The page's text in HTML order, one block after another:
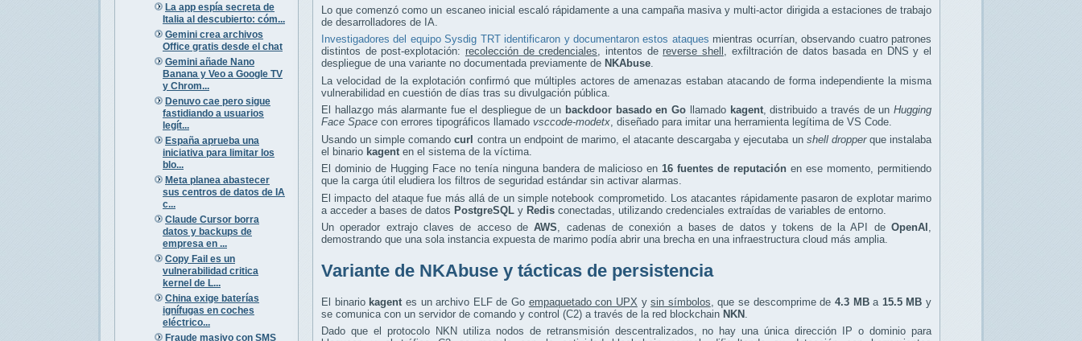
La app espía secreta de
Italia al descubierto: cóm...
Gemini crea archivos
Office gratis desde el chat
Gemini añade Nano
Banana y Veo a Google TV
y Chrom...
Denuvo cae pero sigue
fastidiando a usuarios
legít...
España aprueba una
iniciativa para limitar los
blo...
Meta planea abastecer
sus centros de datos de IA
c...
Claude Cursor borra
datos y backups de
empresa en ...
Copy Fail es un
vulnerabilidad critica
kernel de L...
China exige baterías
ignífugas en coches
eléctrico...
Fraude masivo con SMS
Lo que comenzó como un escaneo inicial escaló rápidamente a una campaña masiva y multi-actor dirigida a estaciones de trabajo
de desarrolladores de IA.
Investigadores del equipo Sysdig TRT identificaron y documentaron estos ataques mientras ocurrían, observando cuatro patrones
distintos de post-explotación: recolección de credenciales, intentos de reverse shell , exfiltración de datos basada en DNS y el
despliegue de una variante no documentada previamente de NKAbuse.
La velocidad de la explotación confirmó que múltiples actores de amenazas estaban atacando de forma independiente la misma
vulnerabilidad en cuestión de días tras su divulgación pública.
El hallazgo más alarmante fue el despliegue de un backdoor basado en Go llamado kagent, distribuido a través de un Hugging
Face Space con errores tipográficos llamado vsccode-modetx, diseñado para imitar una herramienta legítima de VS Code.
Usando un simple comandocurl contra un endpoint de marimo, el atacante descargaba y ejecutaba un shell dropperque instalaba
el binario kagent en el sistema de la víctima.
El dominio de Hugging Face no tenía ninguna bandera de malicioso en16 fuentes de reputación en ese momento, permitiendo
que la carga útil eludiera los filtros de seguridad estándar sin activar alarmas.
El impacto del ataque fue más allá de un simple notebook comprometido. Los atacantes rápidamente pasaron de explotar marimo
a acceder a bases de datos PostgreSQL y Redis conectadas, utilizando credenciales extraídas de variables de entorno.
Un operador extrajo claves de acceso deAWS, cadenas de conexión a bases de datos y tokens de la API deOpenAI ,
demostrando que una sola instancia expuesta de marimo podía abrir una brecha en una infraestructura cloud más amplia.
Variante de NKAbuse y tácticas de persistencia
El binario kagent es un archivo ELF de Go empaquetado con UPX ysin símbolos , que se descomprime de 4.3 MBa 15.5 MB y
se comunica con un servidor de comando y control (C2) a través de la red blockchain NKN
Dado que el protocolo NKN utiliza nodos de retransmisión descentralizados, no hay una única dirección IP o dominio para